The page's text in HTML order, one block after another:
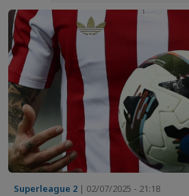
Superleague 2 | 02/07/2025 - 21:18